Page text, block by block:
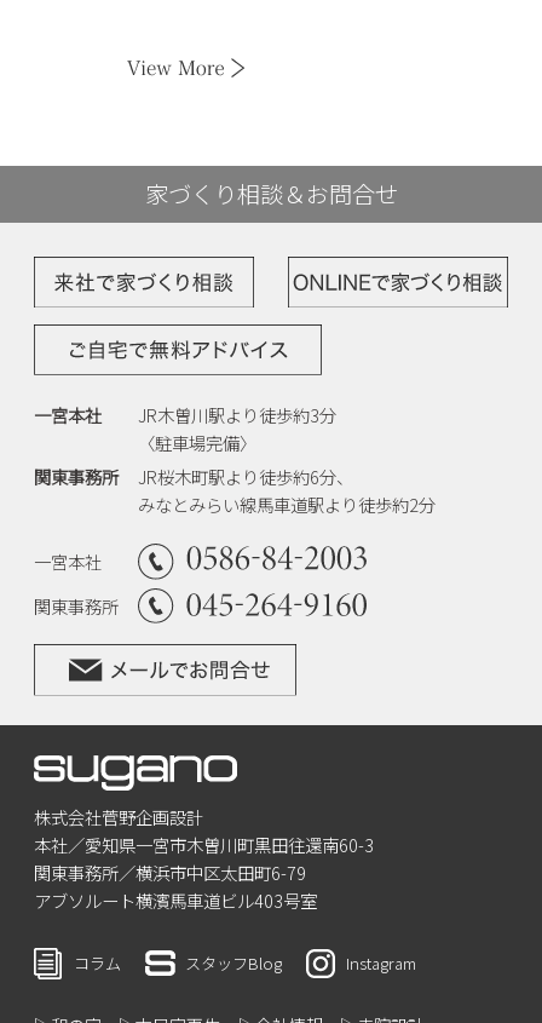
家づくり相談＆お問合せ
一宮本社
JR木曽川駅より徒歩約3分
〈駐車場完備〉
関東事務所
JR桜木町駅より徒歩約6分、
みなとみらい線馬車道駅より徒歩約2分
一宮本社
関東事務所
株式会社菅野企画設計
本社／愛知県一宮市木曽川町黒田往還南60-3
関東事務所／横浜市中区太田町6-79
アブソルート横濱馬車道ビル403号室
コラム スタッフBlog Instagram